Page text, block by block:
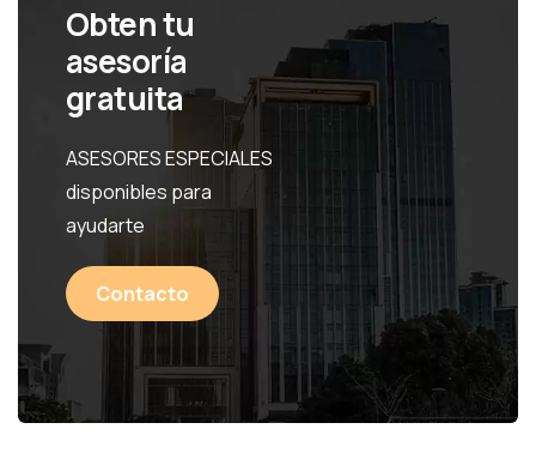
Obten tu
asesoría
gratuita
ASESORES ESPECIALES
disponibles para
ayudarte
Contacto